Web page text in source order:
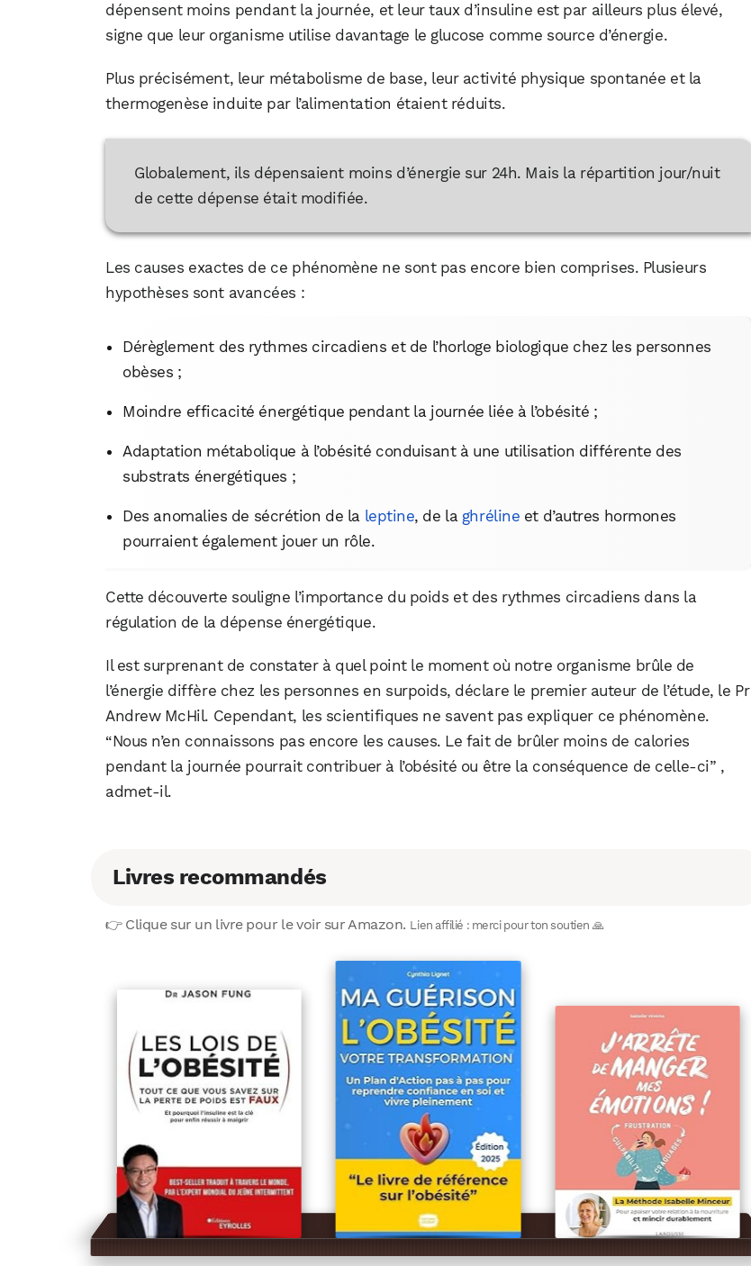
dépensent moins pendant la journée, et leur taux d’insuline est par ailleurs plus élevé,
signe que leur organisme utilise davantage le glucose comme source d’énergie.
Plus précisément, leur métabolisme de base, leur activité physique spontanée et la
thermogenèse induite par l’alimentation étaient réduits.
Globalement, ils dépensaient moins d’énergie sur 24h. Mais la répartition jour/nuit
de cette dépense était modifiée.
Les causes exactes de ce phénomène ne sont pas encore bien comprises. Plusieurs
hypothèses sont avancées :
Dérèglement des rythmes circadiens et de l’horloge biologique chez les personnes
obèses ;
Moindre efficacité énergétique pendant la journée liée à l’obésité ;
Adaptation métabolique à l’obésité conduisant à une utilisation différente des
substrats énergétiques ;
Des anomalies de sécrétion de la leptine, de la ghréline et d’autres hormones
pourraient également jouer un rôle.
Cette découverte souligne l’importance du poids et des rythmes circadiens dans la
régulation de la dépense énergétique.
Il est surprenant de constater à quel point le moment où notre organisme brûle de
l’énergie diffère chez les personnes en surpoids, déclare le premier auteur de l’étude, le Pr
Andrew McHil. Cependant, les scientifiques ne savent pas expliquer ce phénomène.
“Nous n’en connaissons pas encore les causes. Le fait de brûler moins de calories
pendant la journée pourrait contribuer à l’obésité ou être la conséquence de celle-ci” ,
admet-il.
Livres recommandés
👉 Clique sur un livre pour le voir sur Amazon. Lien affilié : merci pour ton soutien 🙏